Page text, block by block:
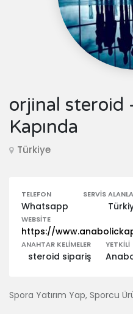
orjinal steroid
Kapında
Türkiye
TELEFON
Whatsapp
SERVIS
WEBSITE
https://
ANAHTAR KELIMELER
steroid sipariş
YETKILI
Spora Yatırım Yap, Sporcu